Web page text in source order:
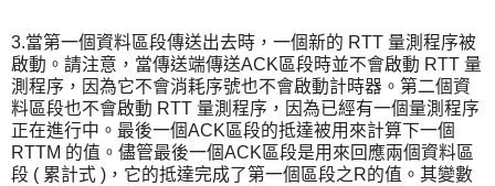
3.當第一個資料區段傳送出去時，一個新的 RTT 量測程序被
啟動。請注意，當傳送端傳送ACK區段時並不會啟動 RTT 量
測程序，因為它不會消耗序號也不會啟動計時器。第二個資
料區段也不會啟動 RTT 量測程序，因為已經有一個量測程序
正在進行中。最後一個ACK區段的抵達被用來計算下一個
RTTM 的值。儘管最後一個ACK區段是用來回應兩個資料區
段 ( 累計式 )，它的抵達完成了第一個區段之R的值。其變數